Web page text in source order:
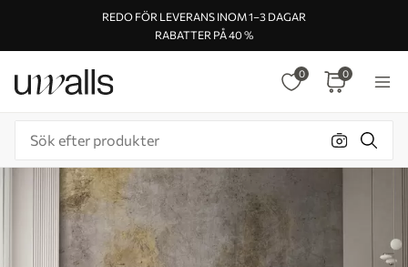
REDO FÖR LEVERANS INOM 1–3 DAGAR
RABATTER PÅ 40 %
0 0